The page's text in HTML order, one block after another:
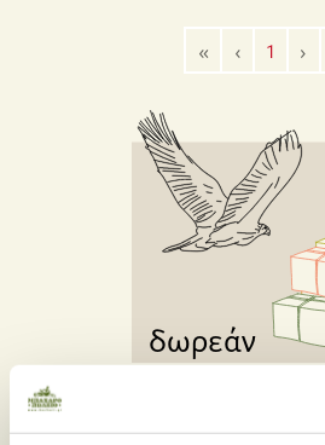
« ‹ 1 ›
δωρεάν
αποστολές